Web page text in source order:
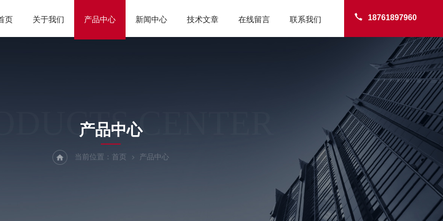
18761897960
页 关于我们 产品中心 新闻中心 技术文章 在线留言 联系我们
CENTER
产品中心
当前位置： 首页 产品中心